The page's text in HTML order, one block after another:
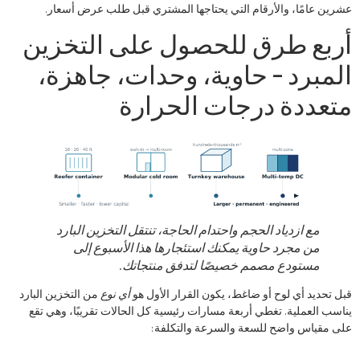
عشرين عامًا، والأرقام التي يحتاجها المشتري قبل طلب عرض أسعار.
أربع طرق للحصول على التخزين
المبرد - حاوية، وحدات، جاهزة،
متعددة درجات الحرارة
مع ازدياد الحجم واحتدام الحاجة، تنتقل التخزين البارد
من مجرد حاوية يمكنك استئجارها هذا الأسبوع إلى
مستودع مصمم خصيصًا لتدفق منتجاتك.
قبل تحديد أي لوح أو ضاغط، يكون القرار الأول هوأي نوع من التخزين البارد
يناسب العملية. تغطي أربعة مسارات رئيسية كل الحالات تقريبًا، وهي تقع
على مقياس واضح للسعة والسرعة والتكلفة: